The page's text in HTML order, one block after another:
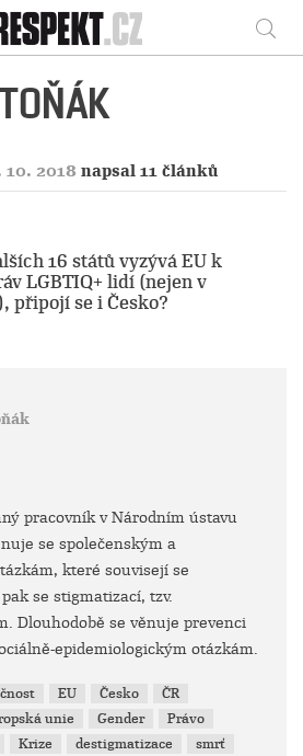
Respekt
10. 2018 napsal 11 článků
16 států vyzývá EU k
LGBTIQ+ lidí (nejen v
připojí se i Česko?
pracovník v Národním ústavu
se společenským a
které souvisejí se
se stigmatizací, tzv.
Dlouhodobě se věnuje prevenci
epidemiologickým otázkám.
EU Česko
ČR
unie Gender
Právo
Krize destigmatizace
smrť